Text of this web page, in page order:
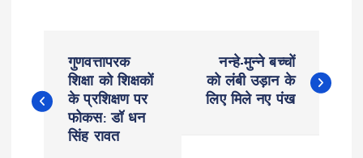
o
गुणवत्तापरक
शिक्षा को शिक्षकों
के प्रशिक्षण पर
फोकस: डॉ धन
सिंह रावत
नन्हे-मुन्ने बच्चों
को लंबी उड़ान के
लिए मिले नए पंख